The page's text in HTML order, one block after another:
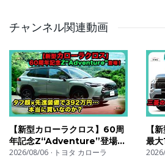
や試乗レビューをお届けしています
👀 チャンネル登録＆高評価よろし
📩 コメントも大歓迎！皆さんのご
聞かせください！
📅 新作動画は毎週更新中！
🔔 通知オンで最新動画を見逃さな
チャンネル関連動画
【新型カローラクロス】60周
年記念Z“Adventure”登場！
タフ顔×先進装備で392万円…
2026/08/06 トヨタ カローラ
【
最
本